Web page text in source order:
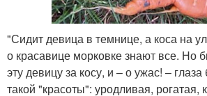
"Сидит девица в темнице, а коса на
о красавице морковке знают все. Но
эту девицу за косу, и – о ужас! –
такой "красоты": уродливая, рогатая,